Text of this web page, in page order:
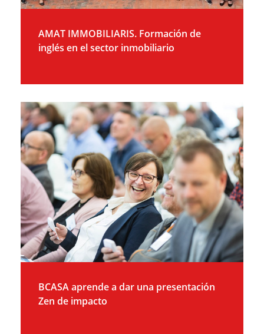
AMAT IMMOBILIARIS. Formación de
inglés en el sector inmobiliario
BCASA aprende a dar una presentación
Zen de impacto